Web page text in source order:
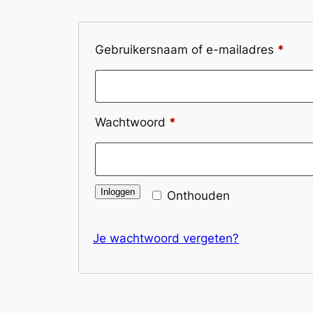
Gebruikersnaam of e-mailadres *
Wachtwoord *
Onthouden
Inloggen
Je wachtwoord vergeten?